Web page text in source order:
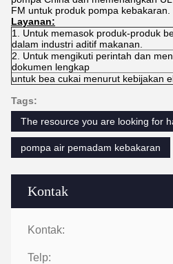
Kontak
Kontak:
Telp:
FM untuk produk pompa kebakaran.
Layanan:
1. Untuk memasok produk-produk
dalam industri aditif makanan.
2. Untuk mengikuti perintah dan
dokumen lengkap
untuk bea cukai menurut kebijakan
Tags:
The resource you are looking for
pompa air pemadam kebakaran